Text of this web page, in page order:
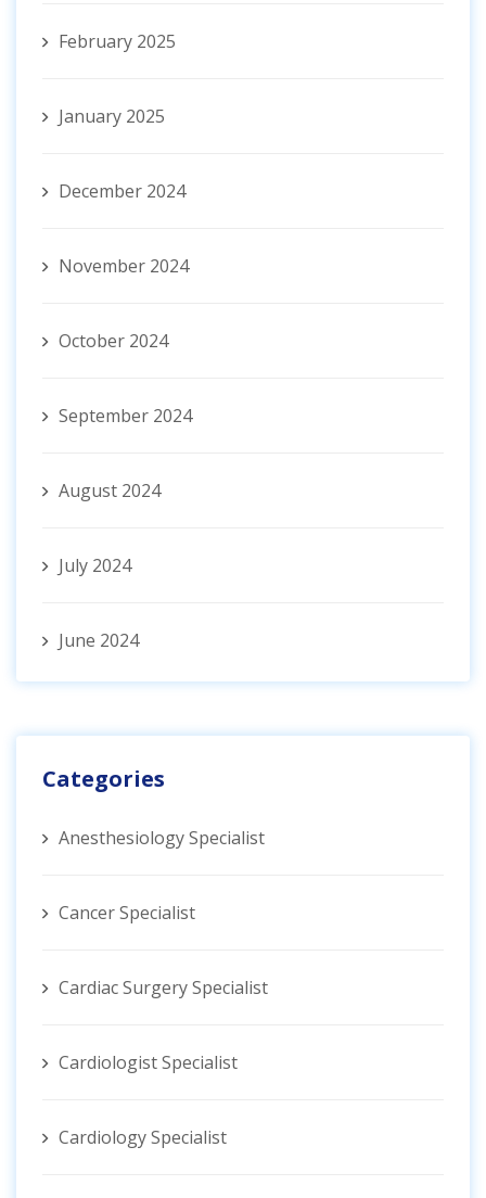
February 2025
January 2025
December 2024
November 2024
October 2024
September 2024
August 2024
July 2024
June 2024
Categories
Anesthesiology Specialist
Cancer Specialist
Cardiac Surgery Specialist
Cardiologist Specialist
Cardiology Specialist